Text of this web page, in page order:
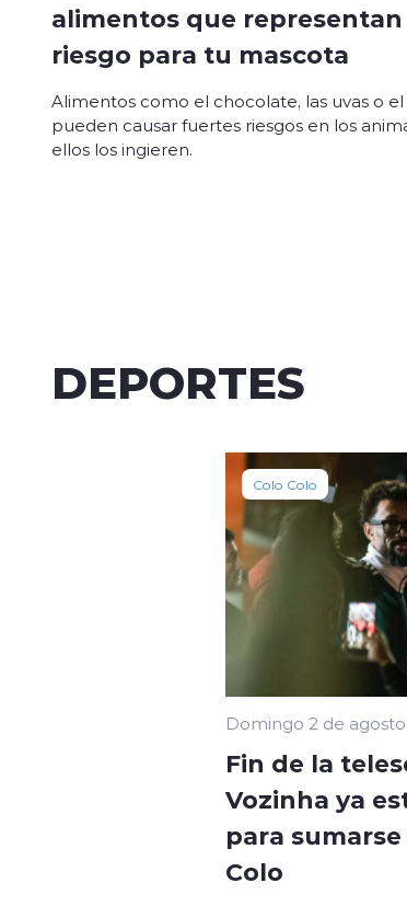
alimentos que
riesgo para tu mascota
Alimentos como el chocolate, las uvas o el
pueden causar fuertes riesgos en los
ellos los ingieren.
DEPORTES
Colo Colo
Domingo 2 de
Fin de la
Vozinha ya
para sumarse
Colo